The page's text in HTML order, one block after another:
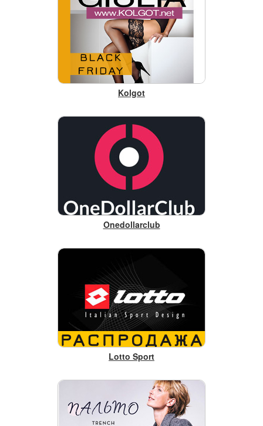
Kolgot
Onedollarclub
Lotto Sport